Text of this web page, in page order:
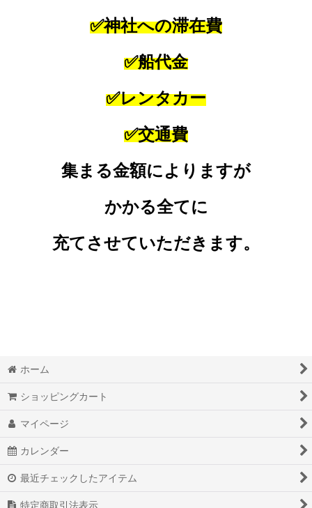
✅神社への滞在費
✅船代金
✅レンタカー
✅交通費
集まる金額によりますが
かかる全てに
充てさせていただきます。
ホーム
ショッピングカート
マイページ
カレンダー
最近チェックしたアイテム
特定商取引法表示